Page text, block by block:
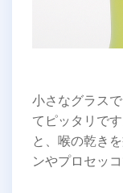
小さなグラス
てピッタリで
と、喉の乾き
ンやプロセッ